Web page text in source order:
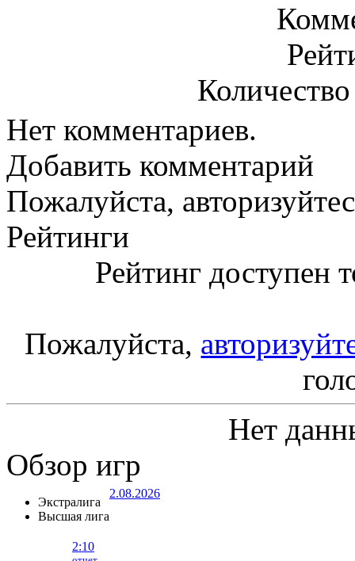
Нет комментариев.
Добавить комментарий
Пожалуйста,
Рейтинги
Рейтинг доступен
Пожалуйста,
Нет
Обзор игр
Экстралига
Высшая лига
2.08.2026
2:10